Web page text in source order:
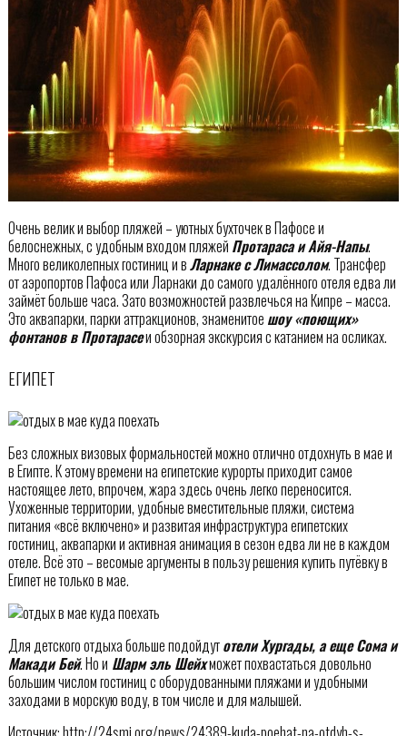
Очень велик и выбор пляжей – уютных бухточек в Пафосе и
белоснежных, с удобным входом пляжей Протараса и Айя-Напы.
Много великолепных гостиниц и вЛарнаке с Лимассолом. Трансфер
от аэропортов Пафоса или Ларнаки до самого удалённого отеля едва ли
займёт больше часа. Зато возможностей развлечься на Кипре – масса.
Это аквапарки, парки аттракционов, знаменитое шоу «поющих»
фонтанов в Протарасеи обзорная экскурсия с катанием на осликах.
ЕГИПЕТ
Без сложных визовых формальностей можно отлично отдохнуть в мае и
в Египте. К этому времени на египетские курорты приходит самое
настоящее лето, впрочем, жара здесь очень легко переносится.
Ухоженные территории, удобные вместительные пляжи, система
питания «всё включено» и развитая инфраструктура египетских
гостиниц, аквапарки и активная анимация в сезон едва ли не в каждом
отеле. Всё это – весомые аргументы в пользу решения купить путёвку в
Египет не только в мае.
Для детского отдыха больше подойдутотели Хургады, а еще Сома и
Макади Бей. Но и Шарм эль Шейхможет похвастаться довольно
большим числом гостиниц с оборудованными пляжами и удобными
заходами в морскую воду, в том числе и для малышей.